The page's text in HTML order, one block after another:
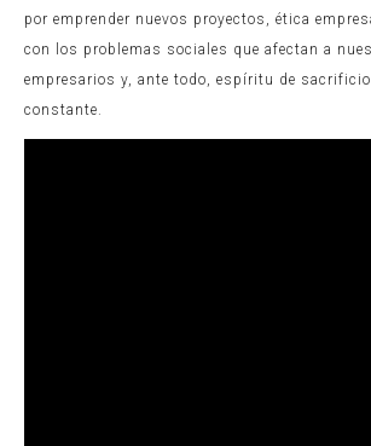
por emprender nuevos proyectos, ética
con los problemas sociales que afectan a
empresarios y, ante todo, espíritu de
constante.